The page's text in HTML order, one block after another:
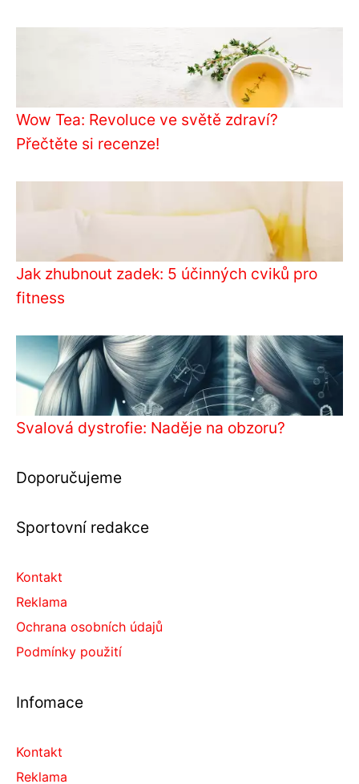
Wow Tea: Revoluce ve světě zdraví?
Přečtěte si recenze!
Jak zhubnout zadek: 5 účinných cviků pro
fitness
Svalová dystrofie: Naděje na obzoru?
Doporučujeme
Sportovní redakce
Kontakt
Reklama
Ochrana osobních údajů
Podmínky použití
Infomace
Kontakt
Reklama